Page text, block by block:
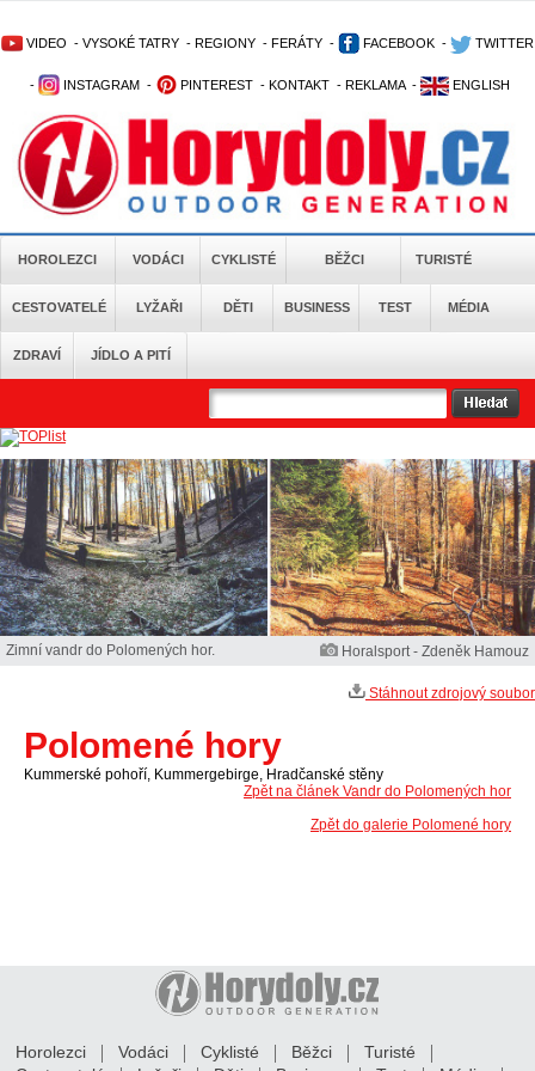
VIDEO - VYSOKÉ TATRY - REGIONY - FERÁTY - FACEBOOK - TWITTER
- INSTAGRAM - PINTEREST - KONTAKT - REKLAMA - ENGLISH
HOROLEZCI VODÁCI CYKLISTÉ BĚŽCI TURISTÉ
CESTOVATELÉ LYŽAŘI DĚTI BUSINESS TEST MÉDIA
ZDRAVÍ JÍDLO A PITÍ
Zimní vandr do Polomených hor. Horalsport - Zdeněk Hamouz
Stáhnout zdrojový soubor
Polomené hory
Kummerské pohoří, Kummergebirge, Hradčanské stěny
Zpět na článek Vandr do Polomených hor
Zpět do galerie Polomené hory
Horolezci Vodáci Cyklisté Běžci
Turisté